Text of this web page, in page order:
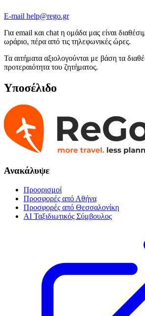
E-mail help@rego.gr
Για email και chat η ομάδα μας είναι
ωράριο, πέρα από τις τηλεφωνικές ώρες.
Τα αιτήματα αξιολογούνται με βάση τα
προτεραιότητα του ζητήματος.
Υποσέλιδο
Ανακάλυψε
Προορισμοί
Προσφορές από Αθήνα
Προσφορές από Θεσσαλονίκη
AI Ταξιδιωτικός Σύμβουλος